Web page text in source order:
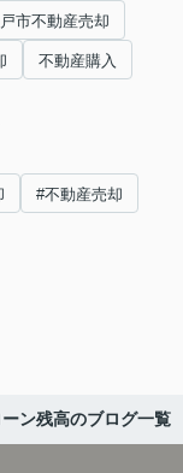
市不動産売却
不動産購入
#不動産売却
ーン残高のブログ一覧